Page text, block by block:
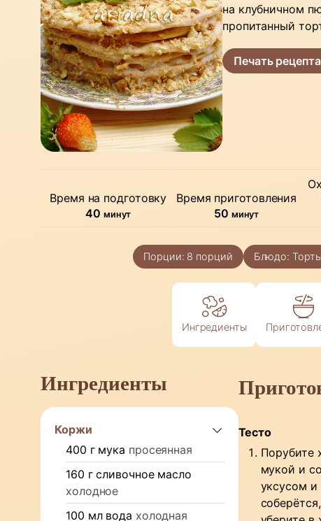
на клубничном
пропитанный
Печать рецепта
Время на подготовку
40минуты
минут
Время приготовления
50минуты
минут
Порции: 8 порций Блюдо:
Ингредиенты
Ингредиенты
Коржи
400 г мука просеянная
160 г сливочное масло
холодное
100 мл вода холодная
Тесто
Порубите
мукой и
уксусом и